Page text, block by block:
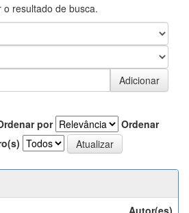
resultado de busca.
por
Ordenar
Autor(es)